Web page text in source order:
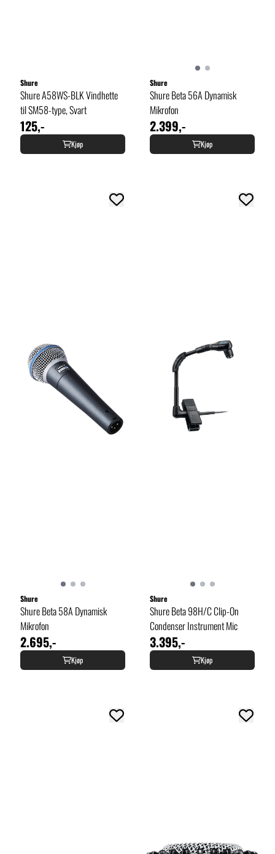
Shure
Shure A58WS-BLK Vindhette
til SM58-type, Svart
125,-
Kjøp
Shure
Shure Beta 56A Dynamisk
Mikrofon
2.399,-
Kjøp
Shure
Shure Beta 58A Dynamisk
Mikrofon
2.695,-
Kjøp
Shure
Shure Beta 98H/C Clip-On
Condenser Instrument Mic
3.395,-
Kjøp